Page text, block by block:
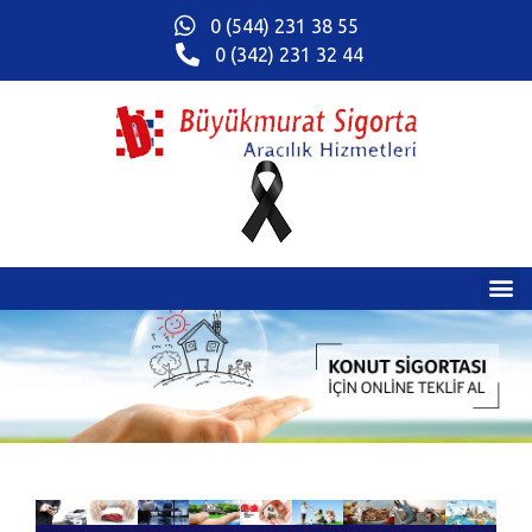
0 (544) 231 38 55
0 (342) 231 32 44